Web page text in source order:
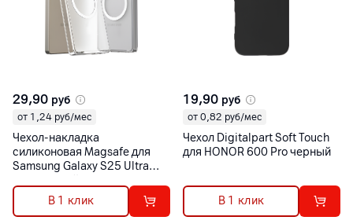
29,90 руб
от 1,24 руб/мес
Чехол-накладка
силиконовая Magsafe для
Samsung Galaxy S25 Ultra
В 1 клик
19,90 руб
от 0,82 руб/мес
Чехол Digitalpart Soft Touch
для HONOR 600 Pro черный
В 1 клик